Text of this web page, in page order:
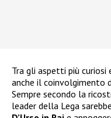
Tra gli aspetti più curiosi
anche il coinvolgimento
Sempre secondo la
leader della Lega sarebbe